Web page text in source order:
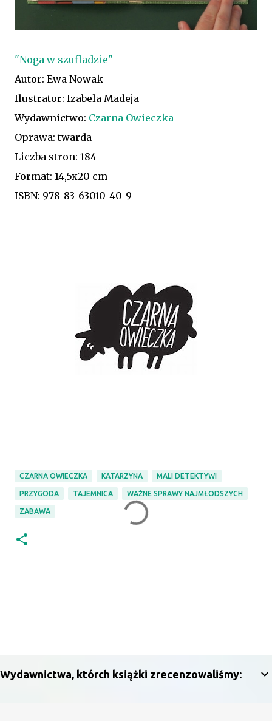
"Noga w szufladzie"
Autor: Ewa Nowak
Ilustrator: Izabela Madeja
Wydawnictwo: Czarna Owieczka
Oprawa: twarda
Liczba stron: 184
Format: 14,5x20 cm
ISBN: 978-83-63010-40-9
CZARNA OWIECZKA KATARZYNA MALI DETEKTYWI
PRZYGODA TAJEMNICA WAŻNE SPRAWY NAJMŁODSZYCH
ZABAWA
t
Wydawnictwa, którch książki zrecenzowaliśmy: